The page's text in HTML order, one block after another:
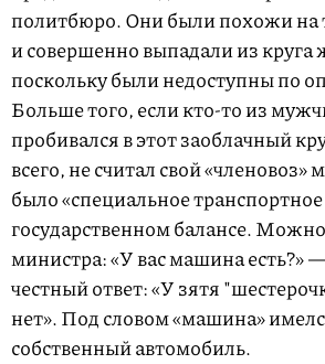
политбюро. Они были похожи на
и совершенно выпадали из круга
поскольку были недоступны по
Больше того, если кто-то из
пробивался в этот заоблачный
всего, не считал свой
было «специальное транспортное
государственном балансе.
министра: «У вас машина есть?»
честный ответ: «У зятя
нет». Под словом «машина»
собственный автомобиль.